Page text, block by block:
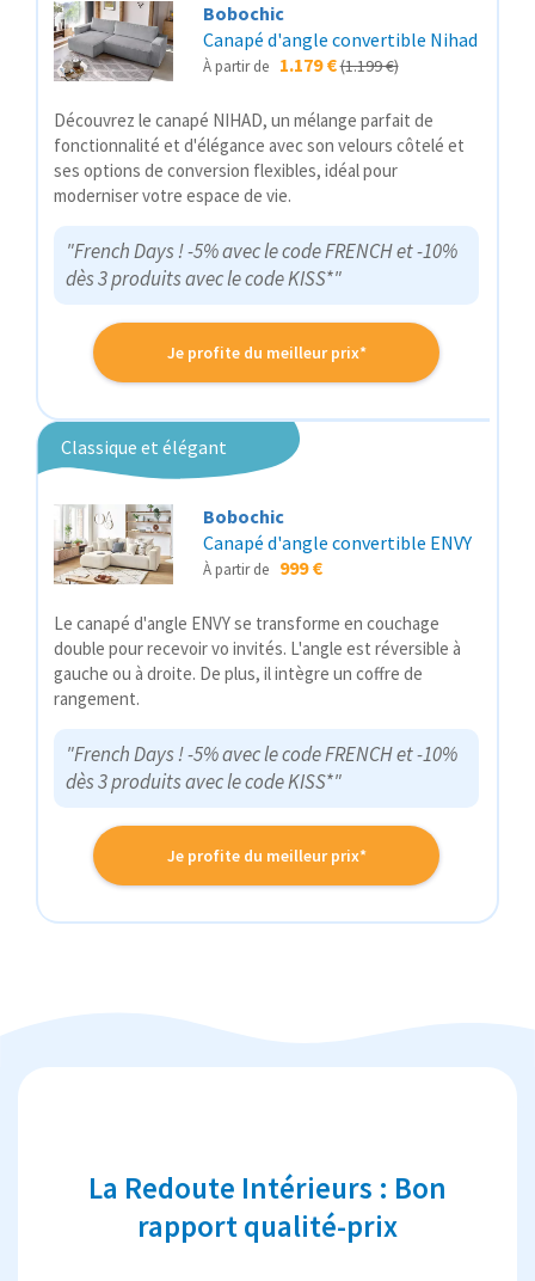
Bobochic
Canapé d'angle convertible Nihad
À partir de 1.179 €(1.199 €)
Découvrez le canapé NIHAD, un mélange parfait de
fonctionnalité et d'élégance avec son velours côtelé et
ses options de conversion flexibles, idéal pour
moderniser votre espace de vie.
"French Days ! -5% avec le code FRENCH et -10%
dès 3 produits avec le code KISS*"
Je profite du meilleur prix*
Classique et élégant
Bobochic
Canapé d'angle convertible ENVY
À partir de 999 €
Le canapé d'angle ENVY se transforme en couchage
double pour recevoir vo invités. L'angle est réversible à
gauche ou à droite. De plus, il intègre un coffre de
rangement.
"French Days ! -5% avec le code FRENCH et -10%
dès 3 produits avec le code KISS*"
Je profite du meilleur prix*
La Redoute Intérieurs : Bon
rapport qualité-prix